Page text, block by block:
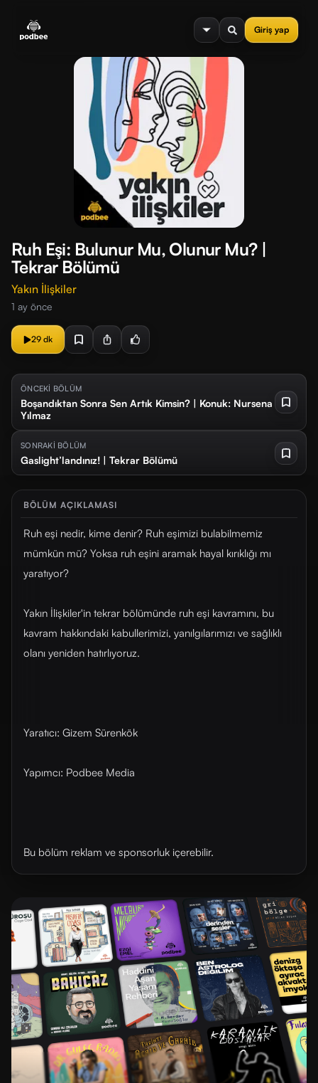
Giriş yap
menu
Ruh Eşi: Bulunur Mu, Olunur Mu? |
Tekrar Bölümü
Yakın İlişkiler
1 ay önce
29 dk
ÖNCEKİ BÖLÜM
Boşandıktan Sonra Sen Artık Kimsin? | Konuk: Nursena
Yılmaz
SONRAKİ BÖLÜM
Gaslight’landınız! | Tekrar Bölümü
BÖLÜM AÇIKLAMASI
Ruh eşi nedir, kime denir? Ruh eşimizi bulabilmemiz
mümkün mü? Yoksa ruh eşini aramak hayal kırıklığı mı
yaratıyor?
Yakın İlişkiler'in tekrar bölümünde ruh eşi kavramını, bu
kavram hakkındaki kabullerimizi, yanılgılarımızı ve sağlıklı
olanı yeniden hatırlıyoruz.
Yaratıcı: Gizem Sürenkök
Yapımcı: Podbee Media
Bu bölüm reklam ve sponsorluk içerebilir.